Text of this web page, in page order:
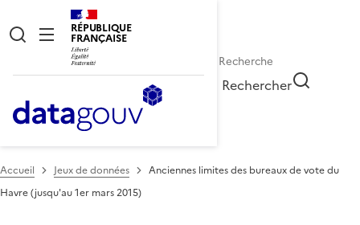
RÉPUBLIQUE
FRANÇAISE
Rechercher
Accueil Jeux de données
Anciennes limites des bureaux de vote du
Havre (jusqu'au 1er mars 2015)